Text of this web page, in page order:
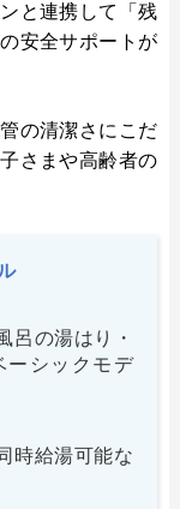
と連携して「残
安全サポートが
の清潔さにこだ
さまや高齢者の
呂の湯はり・
ーシックモデ
時給湯可能な